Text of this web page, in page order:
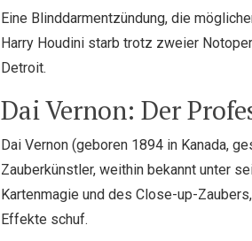
Eine Blinddarmentzündung, die
Harry Houdini starb trotz zweier
Detroit.
Dai Vernon: Der
Dai Vernon (geboren 1894 in Kanada,
Zauberkünstler, weithin bekannt unter
Kartenmagie und des Close-up-
Effekte schuf.